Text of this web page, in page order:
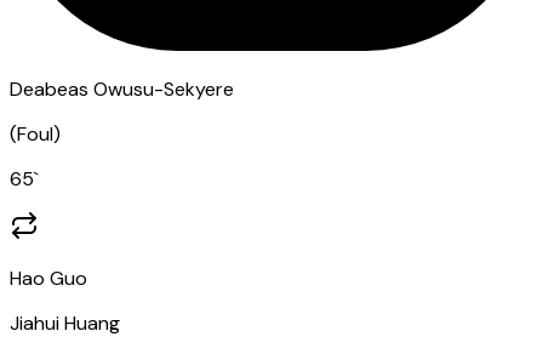
Deabeas Owusu-Sekyere
(Foul)
65`
Hao Guo
Jiahui Huang